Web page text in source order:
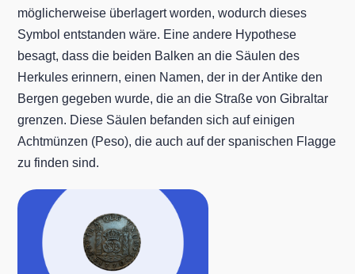
möglicherweise überlagert worden, wodurch dieses
Symbol entstanden wäre. Eine andere Hypothese
besagt, dass die beiden Balken an die Säulen des
Herkules erinnern, einen Namen, der in der Antike den
Bergen gegeben wurde, die an die Straße von Gibraltar
grenzen. Diese Säulen befanden sich auf einigen
Achtmünzen (Peso), die auch auf der spanischen Flagge
zu finden sind.